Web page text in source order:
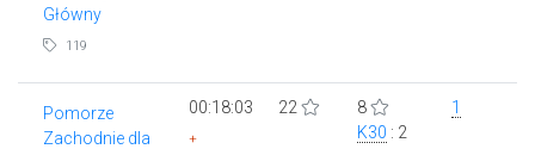
Główny
119
Pomorze
Zachodnie dla
00:18:03
+
22
8
K30 : 2
1